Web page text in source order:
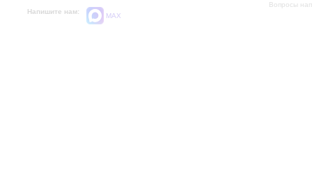
Напишите нам:
MAX
Вопросы